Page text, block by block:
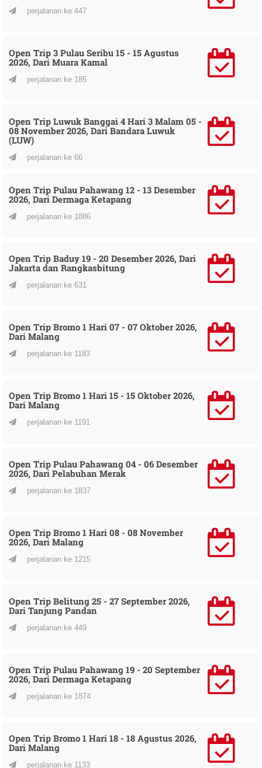
perjalanan ke 447
Open Trip 3 Pulau Seribu 15 - 15 Agustus
2026, Dari Muara Kamal
perjalanan ke 185
Open Trip Luwuk Banggai 4 Hari 3 Malam 05 -
08 November 2026, Dari Bandara Luwuk
(LUW)
perjalanan ke 66
Open Trip Pulau Pahawang 12 - 13 Desember
2026, Dari Dermaga Ketapang
perjalanan ke 1886
Open Trip Baduy 19 - 20 Desember 2026, Dari
Jakarta dan Rangkasbitung
perjalanan ke 631
Open Trip Bromo 1 Hari 07 - 07 Oktober 2026,
Dari Malang
perjalanan ke 1183
Open Trip Bromo 1 Hari 15 - 15 Oktober 2026,
Dari Malang
perjalanan ke 1191
Open Trip Pulau Pahawang 04 - 06 Desember
2026, Dari Pelabuhan Merak
perjalanan ke 1837
Open Trip Bromo 1 Hari 08 - 08 November
2026, Dari Malang
perjalanan ke 1215
Open Trip Belitung 25 - 27 September 2026,
Dari Tanjung Pandan
perjalanan ke 449
Open Trip Pulau Pahawang 19 - 20 September
2026, Dari Dermaga Ketapang
perjalanan ke 1874
Open Trip Bromo 1 Hari 18 - 18 Agustus 2026,
Dari Malang
perjalanan ke 1133